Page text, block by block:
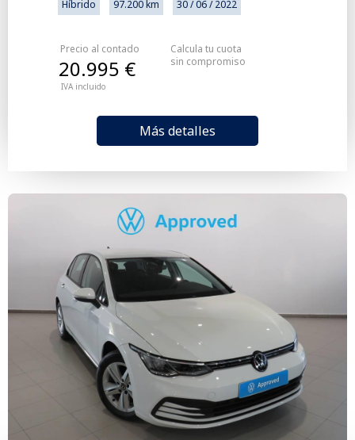
Híbrido 97.200 km 30 / 06 / 2022
Precio al contado
IVA incluido
20.995 €
Más detalles
Calcula tu cuota
sin compromiso